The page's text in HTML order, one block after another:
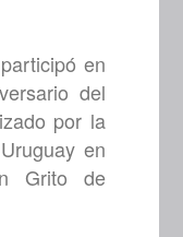
en
del
por la
en
Grito de